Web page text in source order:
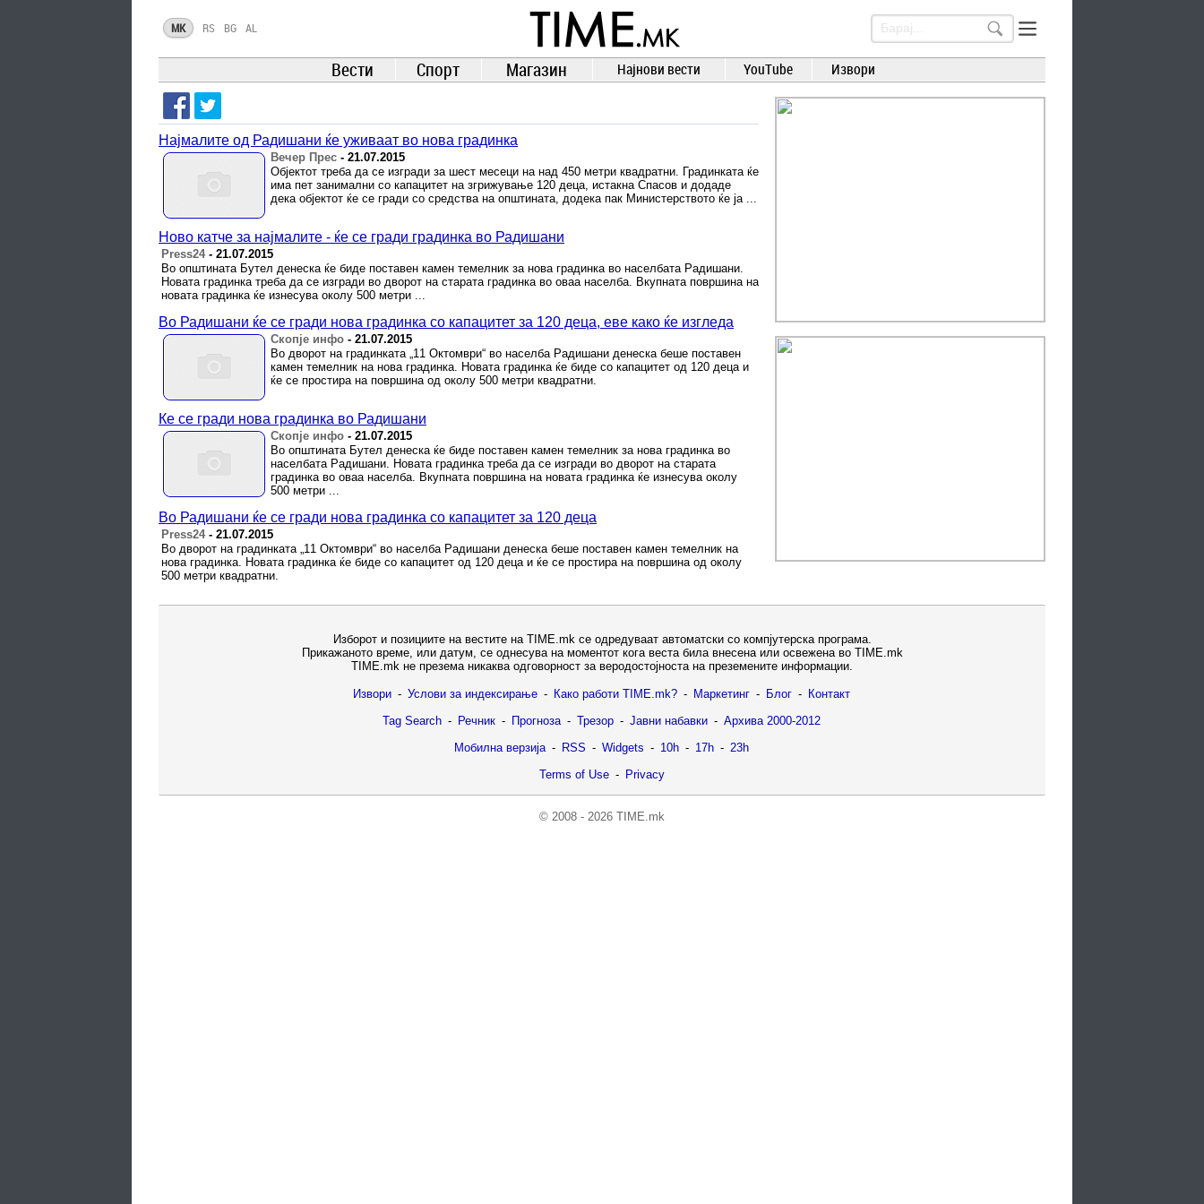
TIME.mk
ВЕСТИ
NEWS
MK RS BG AL
Вести Спорт Магазин Најнови вести YouTube Извори
Најмалите од Радишани ќе уживаат во нова градинка
Вечер Прес - 21.07.2015
Објектот треба да се изгради за шест месеци на над 450 метри квадратни. Градинката ќе
има пет занимални со капацитет на згрижување 120 деца, истакна Спасов и додаде
дека објектот ќе се гради со средства на општината, додека пак Министерството ќе ја ...
Ново катче за најмалите - ќе се гради градинка во Радишани
Press24- 21.07.2015
Во општината Бутел денеска ќе биде поставен камен темелник за нова градинка во населбата Радишани.
Новата градинка треба да се изгради во дворот на старата градинка во оваа населба. Вкупната површина на
новата градинка ќе изнесува околу 500 метри ...
Во Радишани ќе се гради нова градинка со капацитет за 120 деца, еве како ќе изгледа
Скопје инфо - 21.07.2015
Во дворот на градинката „11 Октомври“ во населба Радишани денеска беше поставен
камен темелник на нова градинка. Новата градинка ќе биде со капацитет од 120 деца и
ќе се простира на површина од околу 500 метри квадратни.
Ќе се гради нова градинка во Радишани
Скопје инфо - 21.07.2015
Во општината Бутел денеска ќе биде поставен камен темелник за нова градинка во
населбата Радишани. Новата градинка треба да се изгради во дворот на старата
градинка во оваа населба. Вкупната површина на новата градинка ќе изнесува околу
500 метри ...
Во Радишани ќе се гради нова градинка со капацитет за 120 деца
Press24- 21.07.2015
Во дворот на градинката „11 Октомври“ во населба Радишани денеска беше поставен камен темелник на
нова градинка. Новата градинка ќе биде со капацитет од 120 деца и ќе се простира на површина од околу
500 метри квадратни.
Изборот и позициите на вестите на TIME.mk се одредуваат автоматски со компјутерска програма.
Прикажаното време, или датум, се однесува на моментот кога веста била внесена или освежена во TIME.mk
TIME.mk не презема никаква одговорност за веродостојноста на преземените информации.
Извори - Услови за индексирање - Како работи TIME.mk? - Маркетинг - Блог - Контакт
Tag Search - Речник - Прогноза - Трезор - Јавни набавки - Архива 2000-2012
Мобилна верзија - RSS - Widgets - 10h - 17h - 23h
Terms of Use - Privacy
© 2008 - 2026 TIME.mk